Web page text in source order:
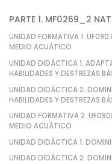
PARTE 1. MF0269_2
UNIDAD FORMATIVA 1.
MEDIO ACUÁTICO
UNIDAD DIDÁCTICA 1.
HABILIDADES Y DESTREZAS
UNIDAD DIDÁCTICA 2.
HABILIDADES Y DESTREZAS
UNIDAD FORMATIVA 2.
MEDIO ACUÁTICO
UNIDAD DIDÁCTICA 1.
UNIDAD DIDÁCTICA 2.